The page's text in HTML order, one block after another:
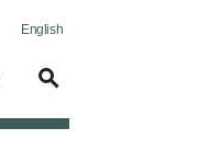
English